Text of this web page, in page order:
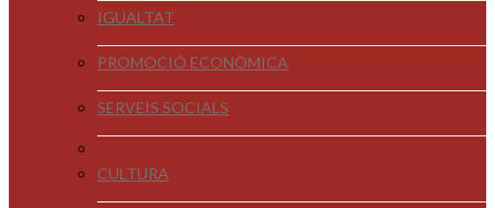
IGUALTAT
PROMOCIÓ ECONÒMICA
SERVEIS SOCIALS
CULTURA